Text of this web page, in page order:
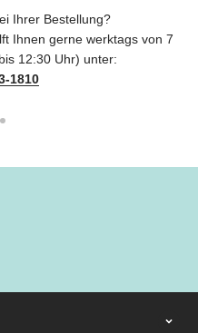
Ihrer Bestellung?
Ihnen gerne werktags von 7
12:30 Uhr) unter:
1810